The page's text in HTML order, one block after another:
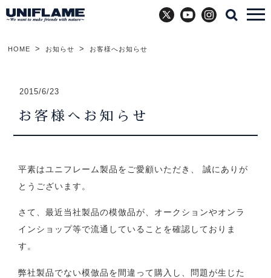
X YouTubeInstagram
HOME お知らせ お客様へお知らせ
2015/6/23
お客様へお知らせ
平素はユニフレーム製品をご愛顧いただき、 誠にありが
とうございます。
さて、最近当社製品の模倣品が、オークションやオンラ
インショップ等で流通していることを確認しておりま
す。
弊社製品でない模倣品を間違って購入し、問題が生じた